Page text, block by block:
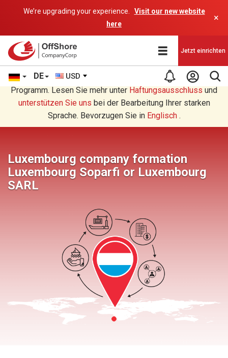
We’re upgrading your experience.
Visit our new website
here
×
DE USD
Jetzt einrichten
Sie lesen eine Deutsche Übersetzung durch ein AI-
Programm. Lesen Sie mehr unter Haftungsausschluss und
unterstützen Sie uns bei der Bearbeitung Ihrer starken
Sprache. Bevorzugen Sie in Englisch.
Luxembourg company formation
Luxembourg Soparfi or Luxembourg
SARL